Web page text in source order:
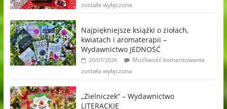
została wyłączona
Najpiękniejsze książki o ziołach,
kwiatach i aromaterapii –
Wydawnictwo JEDNOŚĆ
20/07/2026
Możliwość komentowania
została wyłączona
„Zielniczek” – Wydawnictwo
LITERACKIE